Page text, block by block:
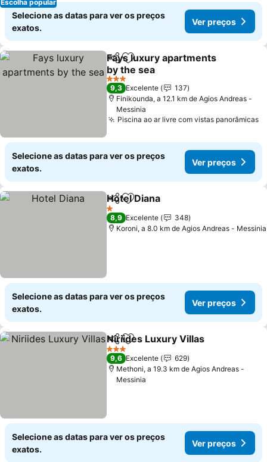
Escolha popular
Selecione as datas para ver os preços
exatos.
Ver preços
PartilharAdicionar aos favoritos
Fays luxury apartments
by the sea
Ver preços
3 Estrelas
9,3 Excelente
137
Finikounda, a 12.1 km de Agios Andreas -
Messinia
Piscina ao ar livre com vistas panorâmicas
Selecione as datas para ver os preços
exatos.
Ver preços
PartilharAdicionar aos favoritos
Hotel Diana
1 Estrelas
8,9 Excelente
348
Koroni, a 8.0 km de Agios Andreas - Messinia
Selecione as datas para ver os preços
exatos.
Ver preços
PartilharAdicionar aos favoritos
Niriides Luxury Villas
3 Estrelas
9,6 Excelente
629
Methoni, a 19.3 km de Agios Andreas -
Messinia
Selecione as datas para ver os preços
exatos.
Ver preços